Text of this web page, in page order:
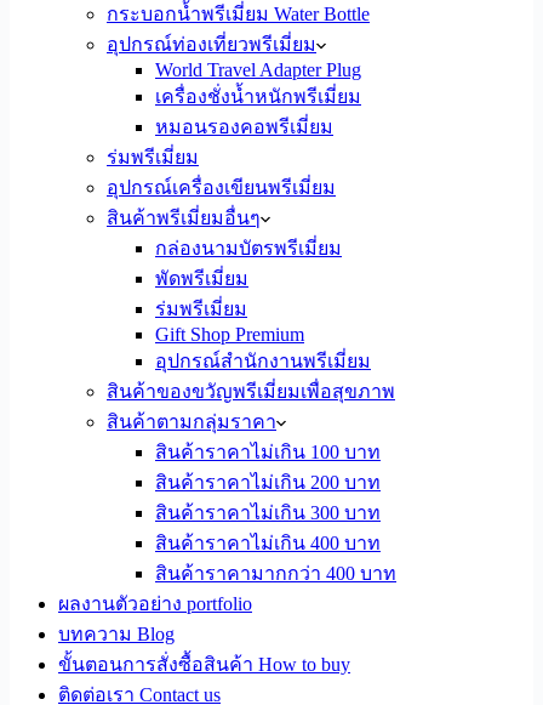
กระบอกน้ำพรีเมี่ยม Water Bottle
อุปกรณ์ท่องเที่ยวพรีเมี่ยม
World Travel Adapter Plug
เครื่องชั่งน้ำหนักพรีเมี่ยม
หมอนรองคอพรีเมี่ยม
ร่มพรีเมี่ยม
อุปกรณ์เครื่องเขียนพรีเมี่ยม
สินค้าพรีเมี่ยมอื่นๆ
กล่องนามบัตรพรีเมี่ยม
พัดพรีเมี่ยม
ร่มพรีเมี่ยม
Gift Shop Premium
อุปกรณ์สำนักงานพรีเมี่ยม
สินค้าของขวัญพรีเมี่ยมเพื่อสุขภาพ
สินค้าตามกลุ่มราคา
สินค้าราคาไม่เกิน 100 บาท
สินค้าราคาไม่เกิน 200 บาท
สินค้าราคาไม่เกิน 300 บาท
สินค้าราคาไม่เกิน 400 บาท
สินค้าราคามากกว่า 400 บาท
ผลงานตัวอย่าง portfolio
บทความ Blog
ขั้นตอนการสั่งซื้อสินค้า How to buy
ติดต่อเรา Contact us